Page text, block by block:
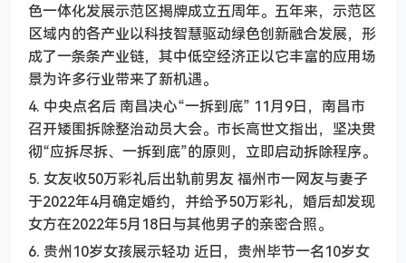
色一体化发展示范区揭牌成立五周年。五年来，示范区
区域内的各产业以科技智慧驱动绿色创新融合发展，形
成了一条条产业链，其中低空经济正以它丰富的应用场
景为许多行业带来了新机遇。
4. 中央点名后 南昌决心“一拆到底” 11月9日，南昌市
召开矮围拆除整治动员大会。市长高世文指出，坚决贯
彻“应拆尽拆、一拆到底”的原则，立即启动拆除程序。
5. 女友收50万彩礼后出轨前男友 福州市一网友与妻子
于2022年4月确定婚约，并给予50万彩礼，婚后却发现
女方在2022年5月18日与其他男子的亲密合照。
6. 贵州10岁女孩展示轻功 近日，贵州毕节一名10岁女